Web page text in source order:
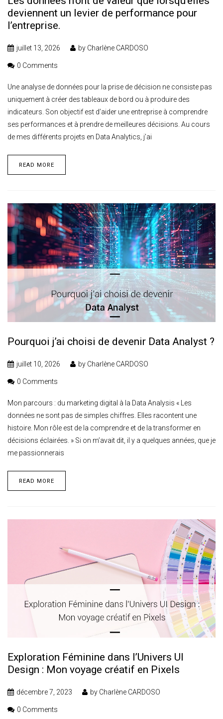
deviennent un levier de performance pour
l’entreprise.
juillet 13, 2026 by Charlène CARDOSO
0 Comments
Une analyse de données pour la prise de décision ne consiste pas
uniquement à créer des tableaux de bord ou à produire des
indicateurs. Son objectif est d’aider une entreprise à comprendre
ses performances et à prendre de meilleures décisions. Au cours
de mes différents projets en Data Analytics, j’ai
READ MORE
Pourquoi j’ai choisi de devenir Data Analyst ?
juillet 10, 2026 by Charlène CARDOSO
0 Comments
Mon parcours : du marketing digital à la Data Analysis « Les
données ne sont pas de simples chiffres. Elles racontent une
histoire. Mon rôle est de la comprendre et de la transformer en
décisions éclairées. » Si on m’avait dit, il y a quelques années, que je
me passionnerais
READ MORE
Exploration Féminine dans l’Univers UI
Design : Mon voyage créatif en Pixels
décembre 7, 2023 by Charlène CARDOSO
0 Comments